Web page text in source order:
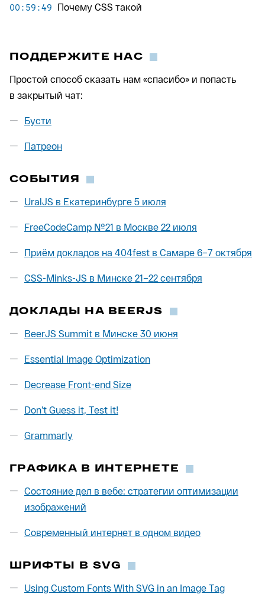
00:59:49 Почему CSS такой
ПОДДЕРЖИТЕ НАС
Простой способ сказать нам «спасибо» и попасть
в закрытый чат:
Бусти
Патреон
СОБЫТИЯ
UralJS в Екатеринбурге 5 июля
FreeCodeCamp №21 в Москве 22 июля
Приём докладов на 404fest в Самаре 6–7 октября
CSS-Minks-JS в Минске 21–22 сентября
ДОКЛАДЫ НА BEERJS
BeerJS Summit в Минске 30 июня
Essential Image Optimization
Decrease Front-end Size
Don’t Guess it, Test it!
Grammarly
ГРАФИКА В ИНТЕРНЕТЕ
Состояние дел в вебе: стратегии оптимизации
изображений
Современный интернет в одном видео
ШРИФТЫ В SVG
Using Custom Fonts With SVG in an Image Tag